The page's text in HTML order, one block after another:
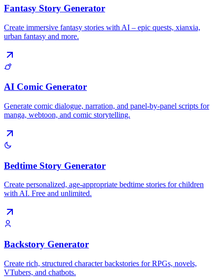
Fantasy Story Generator
Create immersive fantasy stories with AI – epic quests, xianxia,
urban fantasy and more.
AI Comic Generator
Generate comic dialogue, narration, and panel-by-panel scripts for
manga, webtoon, and comic storytelling.
Bedtime Story Generator
Create personalized, age-appropriate bedtime stories for children
with AI. Free and unlimited.
Backstory Generator
Create rich, structured character backstories for RPGs, novels,
VTubers, and chatbots.